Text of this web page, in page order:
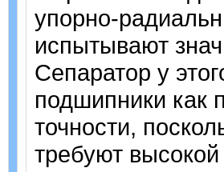
упорно-
испытывают
Сепаратор у
подшипники как
точности,
требуют